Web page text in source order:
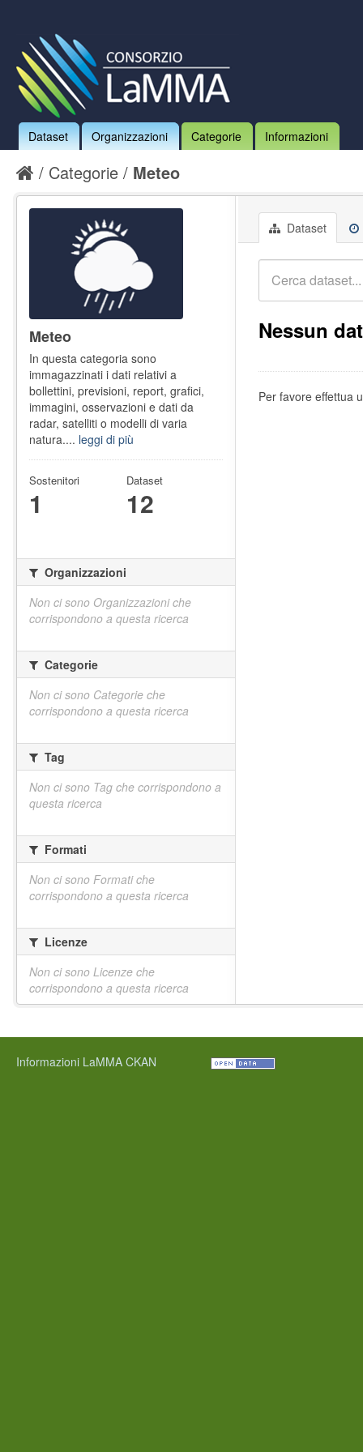
Dataset Organizzazioni Categorie Informazioni
Categorie Meteo
Dataset
Nessun
Per favore effettua
Meteo
In questa categoria sono
immagazzinati i dati relativi a
bollettini, previsioni, report, grafici,
immagini, osservazioni e dati da
radar, satelliti o modelli di varia
natura.... leggi di più
Sostenitori
1
Dataset
12
Organizzazioni
Non ci sono Organizzazioni che
corrispondono a questa ricerca
Categorie
Non ci sono Categorie che
corrispondono a questa ricerca
Tag
Non ci sono Tag che corrispondono a
questa ricerca
Formati
Non ci sono Formati che
corrispondono a questa ricerca
Licenze
Non ci sono Licenze che
corrispondono a questa ricerca
Informazioni LaMMA CKAN